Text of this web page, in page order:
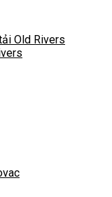
Old Rivers